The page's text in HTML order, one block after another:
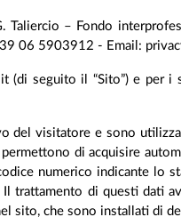
Taliercio – Fondo
06 5903912 - Email:
(di seguito il “Sito”) e
visitatore e sono
di acquisire
numerico indicante lo
di questi dati
sito, che sono installati di